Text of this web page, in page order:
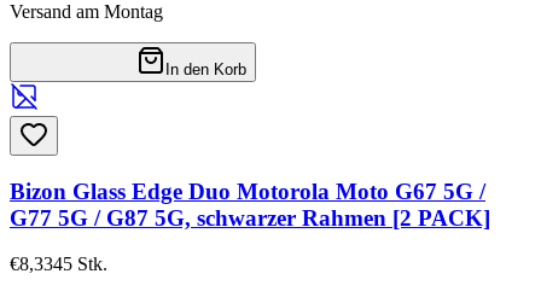
Versand am Montag
In den Korb
Bizon Glass Edge Duo Motorola Moto G67 5G /
G77 5G / G87 5G, schwarzer Rahmen [2 PACK]
€8,3345 Stk.